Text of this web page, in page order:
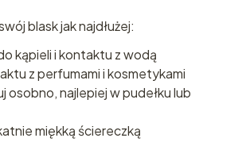
blask jak najdłużej:
kąpieli i kontaktu z wodą
z perfumami i kosmetykami
osobno, najlepiej w pudełku lub
miękką ściereczką